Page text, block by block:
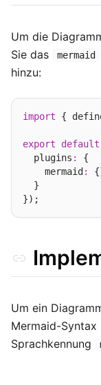
Um die
Sie das
mermaid
hinzu:
import {
export default
  plugins
:
{
    mermaid
:
  }
Um ein
Mermaid-
Sprachkennung